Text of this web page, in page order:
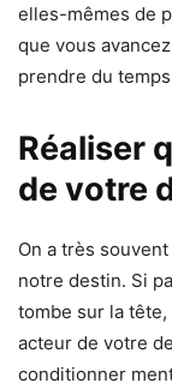
elles-mêmes de
que vous
prendre du
Réaliser
de votre
On a très
notre destin. Si
tombe sur la
acteur de votre
conditionner